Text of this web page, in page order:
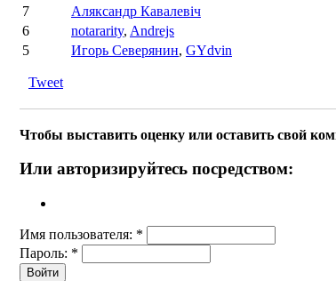
7
Аляксандр Кавалевіч
6
notararity, Andrejs
5
Игорь Северянин, GYdvin
Tweet
Чтобы выставить оценку или оставить свой
Или авторизируйтесь посредством:
Имя пользователя: *
Пароль: *